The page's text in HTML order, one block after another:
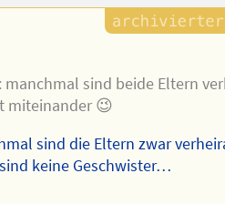
manchmal sind beide Eltern
miteinander 😉
sind die Eltern zwar
keine Geschwister…